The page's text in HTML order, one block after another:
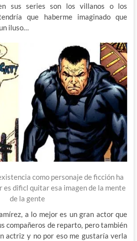
sus series son los villanos o los
que haberme imaginado que
iluso…
como personaje de ficción ha
es dificl quitar esa imagen de la mente
de la gente
a lo mejor es un gran actor que
compañeros de reparto, pero también
actriz y no por eso me gustaría verla